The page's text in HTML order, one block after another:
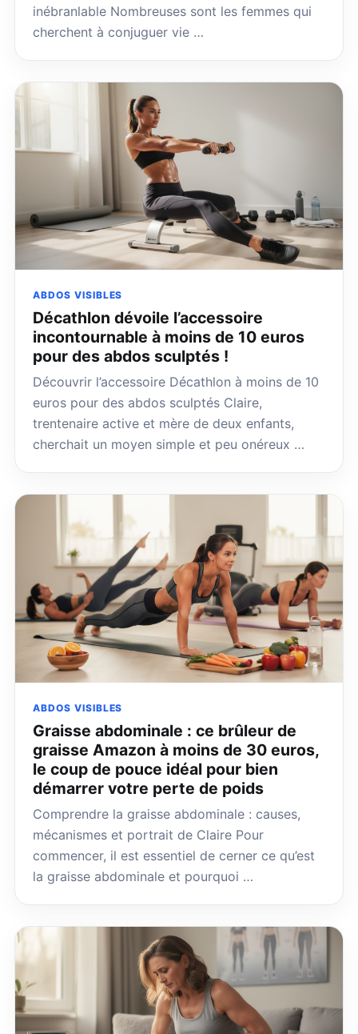
inébranlable Nombreuses sont les femmes qui
cherchent à conjuguer vie …
ABDOS VISIBLES
Décathlon dévoile l’accessoire
incontournable à moins de 10 euros
pour des abdos sculptés !
Découvrir l’accessoire Décathlon à moins de 10
euros pour des abdos sculptés Claire,
trentenaire active et mère de deux enfants,
cherchait un moyen simple et peu onéreux …
ABDOS VISIBLES
Graisse abdominale : ce brûleur de
graisse Amazon à moins de 30 euros,
le coup de pouce idéal pour bien
démarrer votre perte de poids
Comprendre la graisse abdominale : causes,
mécanismes et portrait de Claire Pour
commencer, il est essentiel de cerner ce qu’est
la graisse abdominale et pourquoi …